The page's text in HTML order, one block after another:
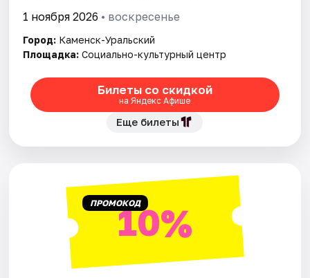
1 ноября 2026 • воскресенье
Город: Каменск-Уральский
Площадка: Социально-культурный центр
Билеты со скидкой
на Яндекс Афише
Еще билеты
ПРОМОКОД10%